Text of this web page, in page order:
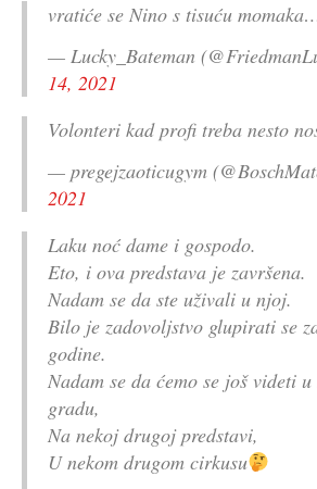
vratiće se Nino s tisuću
— Lucky_Bateman
14, 2021
Volonteri kad profi treba nesto
— pregejzaoticugym
2021
Laku noć dame i gospodo.
Eto, i ova predstava je završena.
Nadam se da ste uživali u njoj.
Bilo je zadovoljstvo glupirati se
godine.
Nadam se da ćemo se još videti
gradu,
Na nekoj drugoj predstavi,
U nekom drugom cirkusu